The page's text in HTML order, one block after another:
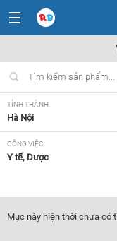
TỈNH THÀNH
Hà Nội
CÔNG VIỆC
Y tế, Dược
Tất cả
Mục này hiện thời chưa có